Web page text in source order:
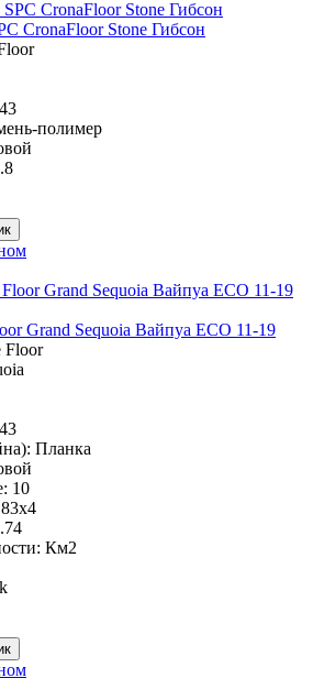
CronaFloor Stone Гибсон
43
полимер
Grand Sequoia Вайпуа ECO 11-19
Floor
43
Планка
10
Км2